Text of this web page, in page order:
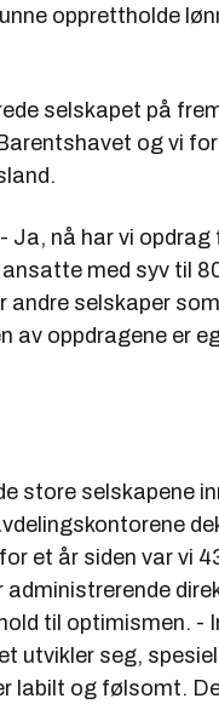
opprettholde
selskapet på
og vi
nå har vi opdrag
med syv til
selskaper
av oppdragene er
store selskapene
et år siden var vi
til optimismen. -
utvikler seg,
labilt og følsomt.